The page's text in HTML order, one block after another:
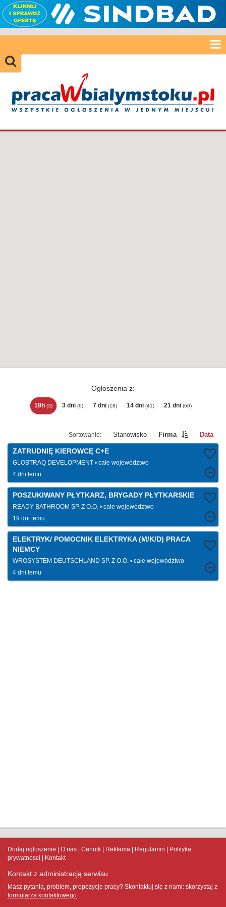
Ogłoszenia z:
18h (3) 3 dni (6) 7 dni (18) 14 dni (41) 21 dni (60)
Stanowisko Firma Data
ZATRUDNIĘ KIEROWCĘ C+E
GLOBTRAQ DEVELOPMENT
całe województwo
4 dni temu
POSZUKIWANY PŁYTKARZ, BRYGADY PŁYTKARSKIE
READY BATHROOM SP. Z O.O.
całe województwo
19 dni temu
ELEKTRYK/ POMOCNIK ELEKTRYKA (M/K/D) PRACA
NIEMCY
WROSYSTEM DEUTSCHLAND SP. Z O.O.
całe województwo
4 dni temu
Dodaj ogłoszenie O nas Cennik Reklama Regulamin
Polityka
prywatnosci
Kontakt
Kontakt z administracją serwisu
Masz pytania, problem, propozycje pracy? Skontaktuj się z nami: skorzystaj z
formularza kontaktowego